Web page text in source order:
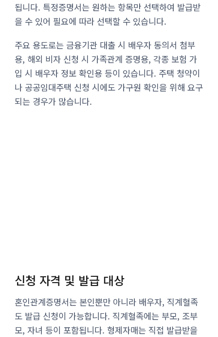
됩니다. 특정증명서는 원하는 항목만 선택하여 발급받
을 수 있어 필요에 따라 선택할 수 있습니다.
주요 용도로는 금융기관 대출 시 배우자 동의서 첨부
용, 해외 비자 신청 시 가족관계 증명용, 각종 보험 가
입 시 배우자 정보 확인용 등이 있습니다. 주택 청약이
나 공공임대주택 신청 시에도 가구원 확인을 위해 요구
되는 경우가 많습니다.
신청 자격 및 발급 대상
혼인관계증명서는 본인뿐만 아니라 배우자, 직계혈족
도 발급 신청이 가능합니다. 직계혈족에는 부모, 조부
모, 자녀 등이 포함됩니다. 형제자매는 직접 발급받을